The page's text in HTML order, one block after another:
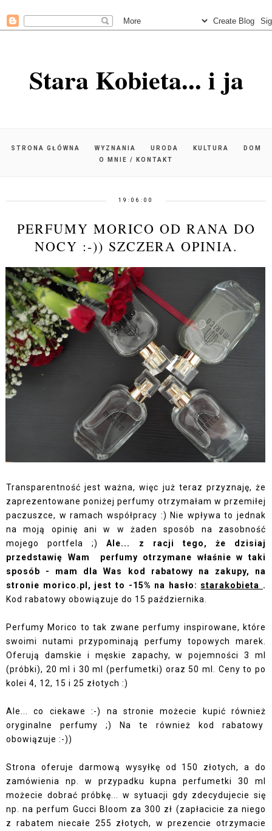
Stara Kobieta... i ja
STRONA GŁÓWNA WYZNANIA URODA KULTURA
DOM
O MNIE / KONTAKT
19:06:00
PERFUMY MORICO OD RANA DO
NOCY :-)) SZCZERA OPINIA.
Transparentność jest ważna, więc już teraz przyznaję, że
zaprezentowane poniżej perfumy otrzymałam w przemiłej
paczuszce, w ramach współpracy :) Nie wpływa to jednak
na moją opinię ani w w żaden sposób na zasobność
mojego portfela ;)
Ale... z racji tego, że dzisiaj
przedstawię Wam perfumy otrzymane właśnie w taki
sposób - mam dla Was kod rabatowy na zakupy, na
stronie morico.pl , jest to -15% na hasło: starakobieta .
Kod rabatowy obowiązuje do 15 października.
Perfumy Morico to tak zwane perfumy inspirowane, które
swoimi nutami przypominają perfumy topowych marek.
Oferują damskie i męskie zapachy, w pojemności 3 ml
(próbki), 20 ml i 30 ml (perfumetki) oraz 50 ml. Ceny to po
kolei 4, 12, 15 i 25 złotych :)
Ale... co ciekawe :-) na stronie możecie kupić również
oryginalne perfumy ;) Na te również kod rabatowy
obowiązuje :-))
Strona oferuje darmową wysyłkę od 150 złotych, a do
zamówienia np. w przypadku kupna perfumetki 30 ml
możecie dobrać próbkę... w sytuacji gdy zdecydujecie się
np. na perfum Gucci Bloom za 300 zł (zapłacicie za niego
z rabatem niecałe 255 złotych, w prezencie otrzymacie